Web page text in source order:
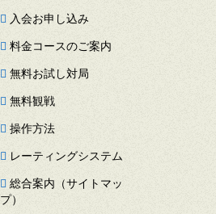
入会お申し込み
料金コースのご案内
無料お試し対局
無料観戦
操作方法
レーティングシステム
総合案内（サイトマッ
プ）